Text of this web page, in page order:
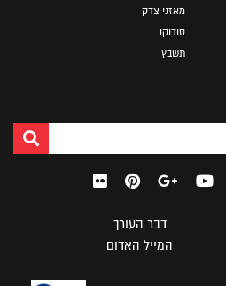
מאזני צדק
סודוקו
תשבץ
דבר העורך
המייל האדום